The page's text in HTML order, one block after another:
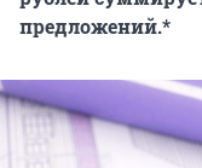
предложений.*